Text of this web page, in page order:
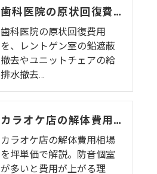
歯科医院の原状回復費用はいくら？レントゲン室・ユニット撤去の相場と注意点を解説
歯科医院の原状回復費用
を、レントゲン室の鉛遮蔽
撤去やユニットチェアの給
排水撤去…
カラオケ店の解体費用相場はいくら？個室数・機材リース返却まで解説
カラオケ店の解体費用相場
を坪単価で解説。防音個室
が多いと費用が上がる理